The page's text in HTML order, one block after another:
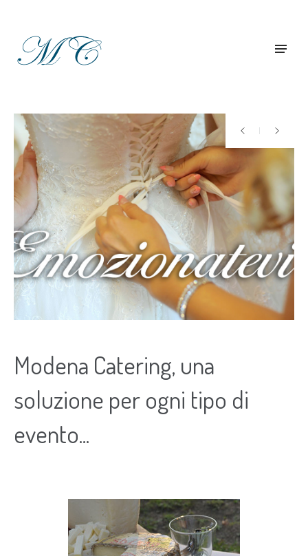
Modena Catering, una
soluzione per ogni tipo di
evento...